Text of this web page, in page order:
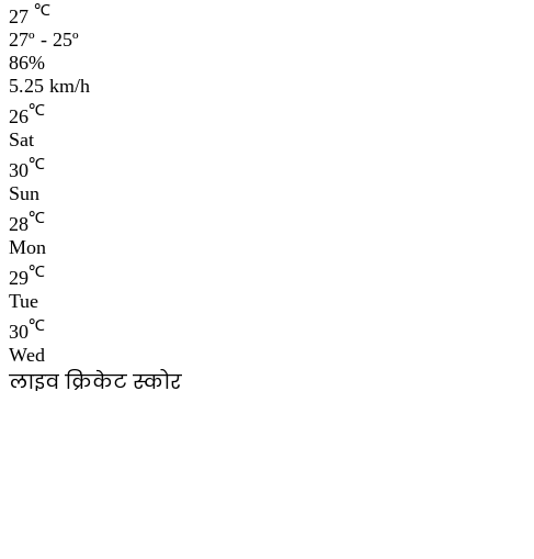
27 ℃
27º - 25º
86%
5.25 km/h
26℃
Sat
30℃
Sun
28℃
Mon
29℃
Tue
30℃
Wed
लाइव क्रिकेट स्कोर